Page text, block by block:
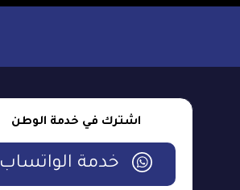
اشترك في خدمة الوطن
خدمة الواتساب